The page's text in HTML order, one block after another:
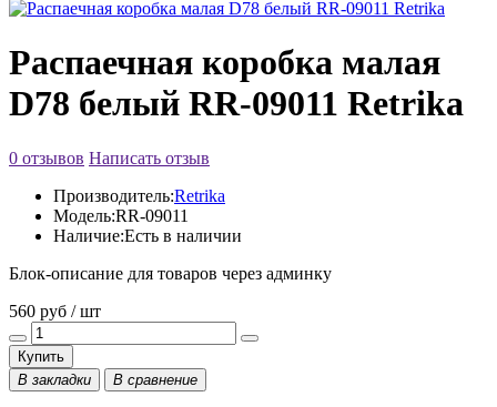
Распаечная коробка малая
D78 белый RR-09011 Retrika
0 отзывов Написать отзыв
Производитель:Retrika
Модель:RR-09011
Наличие:Есть в наличии
Блок-описание для товаров через админку
560 руб / шт
Купить
В закладки
В сравнение